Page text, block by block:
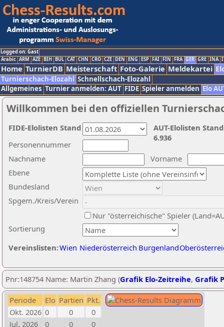
Logged on: Gast
Arabic ARM AZE BIH BUL CAT CHN CRO CZE DEN ENG ESP FAI FIN FRA GER GRE INA
Home TurnierDB Meisterschaft Foto-Galerie Meldekartei
Turnierschach-Elozahl Schnellschach-Elozahl
Allgemeines Turnier anmelden: AUT FIDE Spieler anmelden Elo
Willkommen bei den offiziellen
Nachname
Vorname
Ebene
Sortierung
Personennummer
Bundesland
Spgem./Kreis/Verein
Nur "österreichische" Spieler
Vereinslisten:Wien Niederösterreich Burgenland
AUT-Elolisten
6.936
FIDE-Elolisten Stand
Pnr:148754 Name: Martin Zhang (Grafik Elo-Zeitreihe, Grafik
Periode Elo Partien Pkt.
Okt. 2026 0 0
0
Jul. 2026
0 0
0